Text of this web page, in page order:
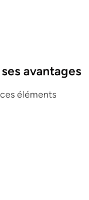
avantages
éléments